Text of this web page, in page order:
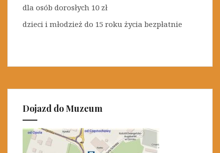
dla osób dorosłych 10 zł
dzieci i młodzież do 15 roku życia bezpłatnie
Dojazd do Muzeum